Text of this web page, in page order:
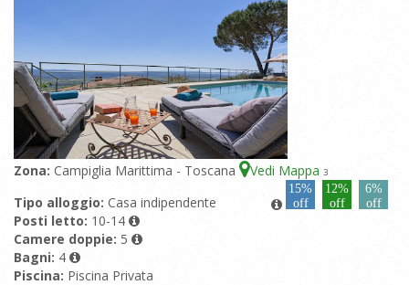
Zona: Campiglia Marittima - Toscana Vedi Mappa 3
15%
off
12%
off
6%
off
Tipo alloggio: Casa indipendente
Posti letto: 10-14
Camere doppie: 5
Bagni: 4
Piscina: Piscina Privata